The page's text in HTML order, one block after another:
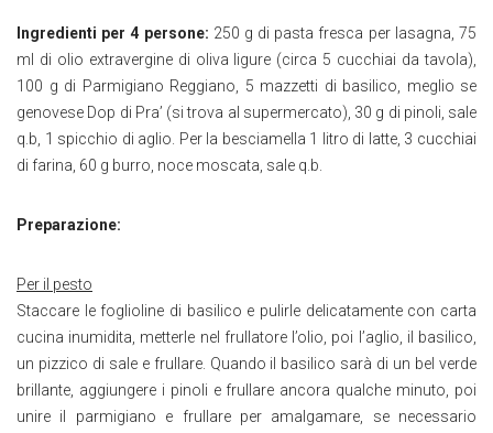
Ingredienti per 4 persone: 250 g di pasta fresca per lasagna, 75
ml di olio extravergine di oliva ligure (circa 5 cucchiai da tavola),
100 g di Parmigiano Reggiano, 5 mazzetti di basilico, meglio se
genovese Dop di Pra’ (si trova al supermercato), 30 g di pinoli, sale
q.b, 1 spicchio di aglio. Per la besciamella 1 litro di latte, 3 cucchiai
di farina, 60 g burro, noce moscata, sale q.b.
Preparazione:
Per il pesto
Staccare le foglioline di basilico e pulirle delicatamente con carta
cucina inumidita, metterle nel frullatore l’olio, poi l’aglio, il basilico,
un pizzico di sale e frullare. Quando il basilico sarà di un bel verde
brillante, aggiungere i pinoli e frullare ancora qualche minuto, poi
unire il parmigiano e frullare per amalgamare, se necessario